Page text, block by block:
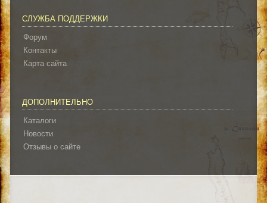
СЛУЖБА ПОДДЕРЖКИ
Форум
Контакты
Карта сайта
ДОПОЛНИТЕЛЬНО
Каталоги
Новости
Отзывы о сайте